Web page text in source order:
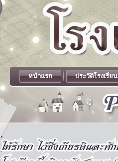
.
.
หน้าแรก ประวัติโรงเรียน